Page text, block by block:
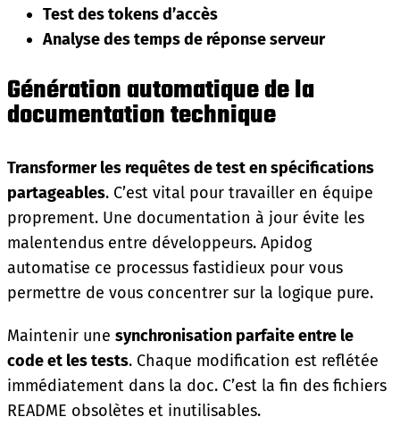
Test des tokens d’accès
Analyse des temps de réponse serveur
Génération automatique de la
documentation technique
Transformer les requêtes de test en spécifications
partageables. C’est vital pour travailler en équipe
proprement. Une documentation à jour évite les
malentendus entre développeurs. Apidog
automatise ce processus fastidieux pour vous
permettre de vous concentrer sur la logique pure.
Maintenir une synchronisation parfaite entre le
code et les tests. Chaque modification est reflétée
immédiatement dans la doc. C’est la fin des fichiers
README obsolètes et inutilisables.